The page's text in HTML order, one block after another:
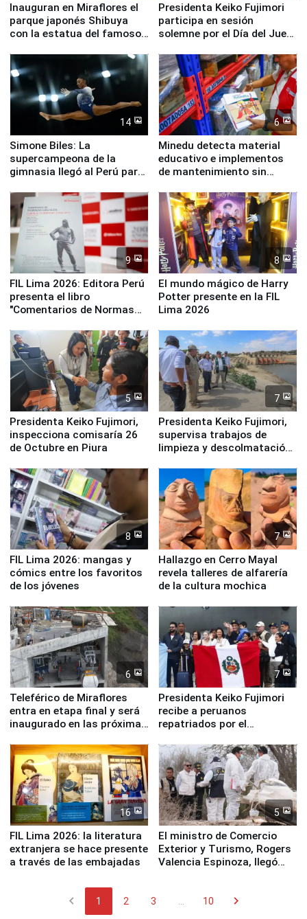
Inauguran en Miraflores el
parque japonés Shibuya
con la estatua del famoso
Presidenta Keiko Fujimori
participa en sesión
solemne por el Día del Juez
14
Simone Biles: La
supercampeona de la
gimnasia llegó al Perú para
Panamericanos Lima 2027
6
Minedu detecta material
educativo e implementos
de mantenimiento sin
la UGEL 2
9
FIL Lima 2026: Editora Perú
presenta el libro
"Comentarios de Normas
Derecho Colectivo"
8
El mundo mágico de Harry
Potter presente en la FIL
Lima 2026
5
Presidenta Keiko Fujimori,
inspecciona comisaría 26
de Octubre en Piura
7
Presidenta Keiko Fujimori,
supervisa trabajos de
limpieza y descolmatación
8
FIL Lima 2026: mangas y
cómics entre los favoritos
de los jóvenes
7
Hallazgo en Cerro Mayal
revela talleres de alfarería
de la cultura mochica
6
Teleférico de Miraflores
entra en etapa final y será
inaugurado en las próximas
7
Presidenta Keiko Fujimori
recibe a peruanos
repatriados por el
16
FIL Lima 2026: la literatura
extranjera se hace presente
a través de las embajadas
5
El ministro de Comercio
Exterior y Turismo, Rogers
Valencia Espinoza, llegó
chevron_left 1 2 3 10 chevron_right